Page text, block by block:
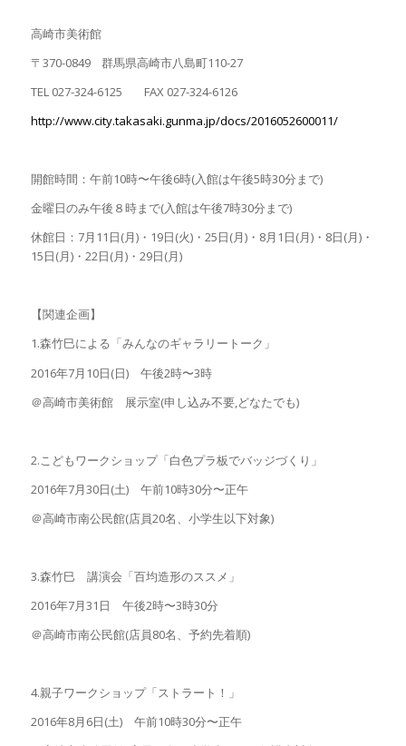
高崎市美術館
〒370-0849 群馬県高崎市八島町110-27
TEL 027-324-6125 FAX 027-324-6126
http://www.city.takasaki.gunma.jp/docs/2016052600011/
開館時間：午前10時〜午後6時(入館は午後5時30分まで)
金曜日のみ午後８時まで(入館は午後7時30分まで)
休館日：7月11日(月)・19日(火)・25日(月)・8月1日(月)・8日(月)・
15日(月)・22日(月)・29日(月)
【関連企画】
1.森竹巳による「みんなのギャラリートーク」
2016年7月10日(日) 午後2時〜3時
＠高崎市美術館 展示室(申し込み不要,どなたでも)
2.こどもワークショップ「白色プラ板でバッジづくり」
2016年7月30日(土) 午前10時30分〜正午
＠高崎市南公民館(店員20名、小学生以下対象)
3.森竹巳 講演会「百均造形のススメ」
2016年7月31日 午後2時〜3時30分
＠高崎市南公民館(店員80名、予約先着順)
4.親子ワークショップ「ストラート！」
2016年8月6日(土) 午前10時30分〜正午